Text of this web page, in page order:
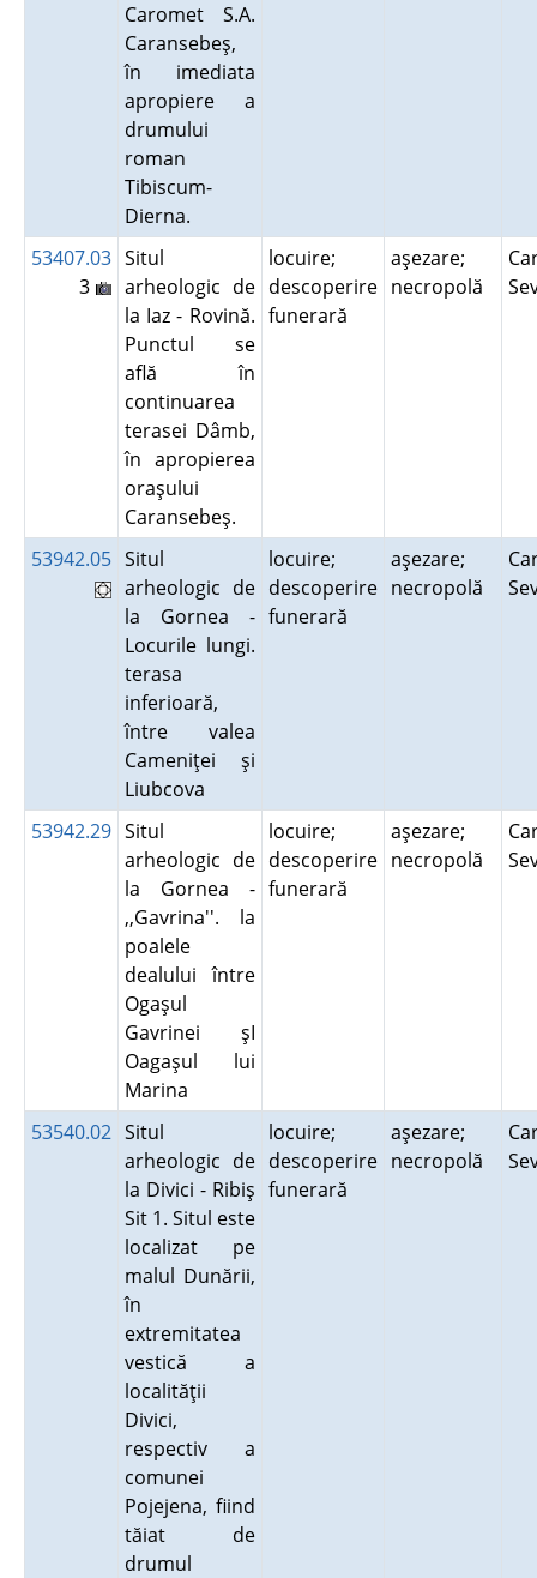
Caromet S.A.
Caransebeş,
în imediata
apropiere a
drumului
roman
Tibiscum-
Dierna.
53407.03
3
Situl
arheologic de
la Iaz - Rovină.
Punctul se
află în
continuarea
terasei Dâmb,
în apropierea
oraşului
Caransebeş.
locuire;
descoperire
funerară
aşezare;
necropolă
53942.05 Situl
arheologic de
la Gornea -
Locurile lungi.
terasa
inferioară,
între valea
Cameniţei şi
Liubcova
locuire;
descoperire
funerară
aşezare;
necropolă
53942.29 Situl
arheologic de
la Gornea -
,,Gavrina''. la
poalele
dealului între
Ogaşul
Gavrinei şI
Oagaşul lui
Marina
locuire;
descoperire
funerară
aşezare;
necropolă
53540.02 Situl
arheologic de
la Divici - Ribiş
Sit 1. Situl este
localizat pe
malul Dunării,
în
extremitatea
vestică a
localităţii
Divici,
respectiv a
comunei
Pojejena, fiind
tăiat de
drumul
locuire;
descoperire
funerară
aşezare;
necropolă